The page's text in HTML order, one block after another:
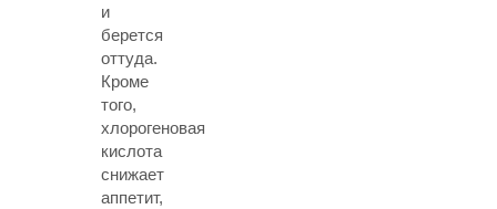
и
берется
оттуда.
Кроме
того,
хлорогеновая
кислота
снижает
аппетит,